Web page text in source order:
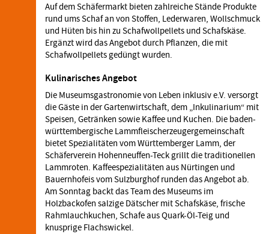
Auf dem Schäfermarkt bieten zahlreiche Stände Produkte
rund ums Schaf an von Stoffen, Lederwaren, Wollschmuck
und Hüten bis hin zu Schafwollpellets und Schafskäse.
Ergänzt wird das Angebot durch Pflanzen, die mit
Schafwollpellets gedüngt wurden.
Kulinarisches Angebot
Die Museumsgastronomie von Leben inklusiv e.V. versorgt
die Gäste in der Gartenwirtschaft, dem „Inkulinarium“ mit
Speisen, Getränken sowie Kaffee und Kuchen. Die baden-
württembergische Lammfleischerzeugergemeinschaft
bietet Spezialitäten vom Württemberger Lamm, der
Schäferverein Hohenneuffen-Teck grillt die traditionellen
Lammroten. Kaffeespezialitäten aus Nürtingen und
Bauernhofeis vom Sulzburghof runden das Angebot ab.
Am Sonntag backt das Team des Museums im
Holzbackofen salzige Dätscher mit Schafskäse, frische
Rahmlauchkuchen, Schafe aus Quark-Öl-Teig und
knusprige Flachswickel.